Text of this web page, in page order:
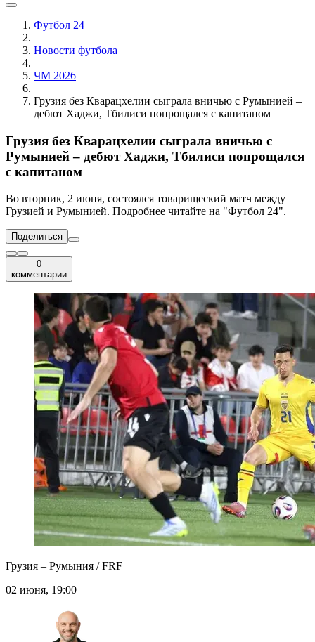
Футбол 24
Новости футбола
ЧМ 2026
Грузия без Кварацхелии сыграла вничью с Румынией –
дебют Хаджи, Тбилиси попрощался с капитаном
Грузия без Кварацхелии сыграла вничью с
Румынией – дебют Хаджи, Тбилиси попрощался
с капитаном
Во вторник, 2 июня, состоялся товарищеский матч между
Грузией и Румынией. Подробнее читайте на "Футбол 24".
Поделиться
0
комментарии
Грузия – Румыния / FRF
02 июня, 19:00